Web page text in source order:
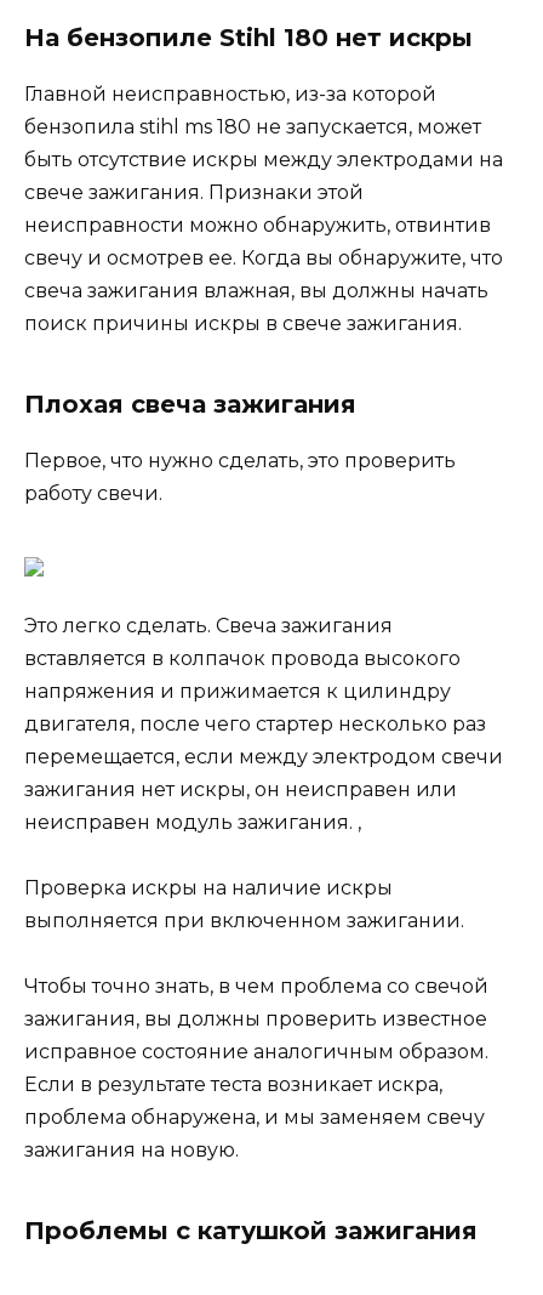
На бензопиле Stihl 180 нет искры
Главной неисправностью, из-за которой
бензопила stihl ms 180 не запускается, может
быть отсутствие искры между электродами на
свече зажигания. Признаки этой
неисправности можно обнаружить, отвинтив
свечу и осмотрев ее. Когда вы обнаружите, что
свеча зажигания влажная, вы должны начать
поиск причины искры в свече зажигания.
Плохая свеча зажигания
Первое, что нужно сделать, это проверить
работу свечи.
Это легко сделать. Свеча зажигания
вставляется в колпачок провода высокого
напряжения и прижимается к цилиндру
двигателя, после чего стартер несколько раз
перемещается, если между электродом свечи
зажигания нет искры, он неисправен или
неисправен модуль зажигания. ,
Проверка искры на наличие искры
выполняется при включенном зажигании.
Чтобы точно знать, в чем проблема со свечой
зажигания, вы должны проверить известное
исправное состояние аналогичным образом.
Если в результате теста возникает искра,
проблема обнаружена, и мы заменяем свечу
зажигания на новую.
Проблемы с катушкой зажигания